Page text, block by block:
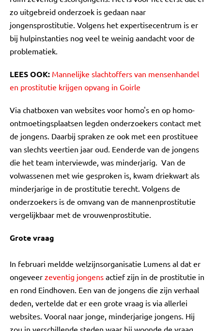
zo uitgebreid onderzoek is gedaan naar
jongensprostitutie. Volgens het expertisecentrum is er
bij hulpinstanties nog veel te weinig aandacht voor de
problematiek.
LEES OOK: Mannelijke slachtoffers van mensenhandel
en prostitutie krijgen opvang in Goirle
Via chatboxen van websites voor homo's en op homo-
ontmoetingsplaatsen legden onderzoekers contact met
de jongens. Daarbij spraken ze ook met een prostituee
van slechts veertien jaar oud. Eenderde van de jongens
die het team interviewde, was minderjarig. Van de
volwassenen met wie gesproken is, kwam driekwart als
minderjarige in de prostitutie terecht. Volgens de
onderzoekers is de omvang van de mannenprostitutie
vergelijkbaar met de vrouwenprostitutie.
Grote vraag
In februari meldde welzijnsorganisatie Lumens al dat er
ongeveer zeventig jongens actief zijn in de prostitutie in
en rond Eindhoven. Een van de jongens die zijn verhaal
deden, vertelde dat er een grote vraag is via allerlei
websites. Vooral naar jonge, minderjarige jongens. Hij
zou in verschillende steden waar hij woonde de vraag